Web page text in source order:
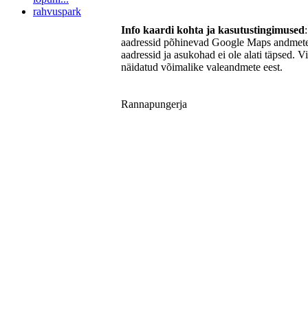
rahvuspark
Info kaardi kohta ja kasutustingimused
aadressid põhinevad Google Maps
aadressid ja asukohad ei ole alati täpsed.
näidatud võimalike valeandmete eest.
Rannapungerja